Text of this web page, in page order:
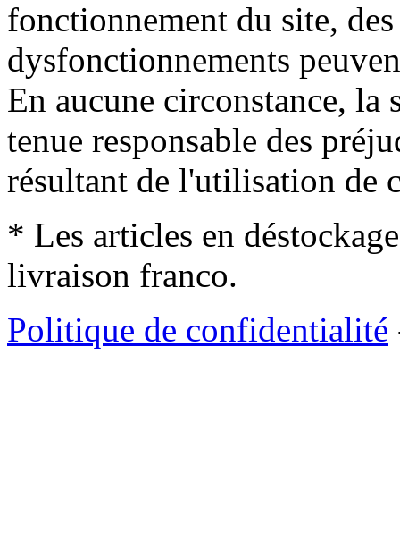
fonctionnement du site,
dysfonctionnements
En aucune circonstance, la
tenue responsable des
résultant de l'utilisation de
* Les articles en
livraison franco.
Politique de confidentialité